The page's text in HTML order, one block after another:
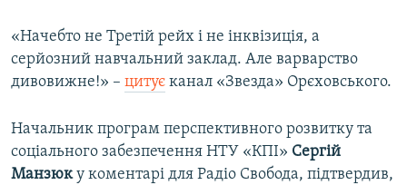
«Начебто не Третій рейх і не інквізиція, а
серйозний навчальний заклад. Але варварство
дивовижне!» – цитує канал «Звезда» Орєховського.
Начальник програм перспективного розвитку та
соціального забезпечення НТУ «КПІ» Сергій
Манзюку коментарі для Радіо Свобода, підтвердив,